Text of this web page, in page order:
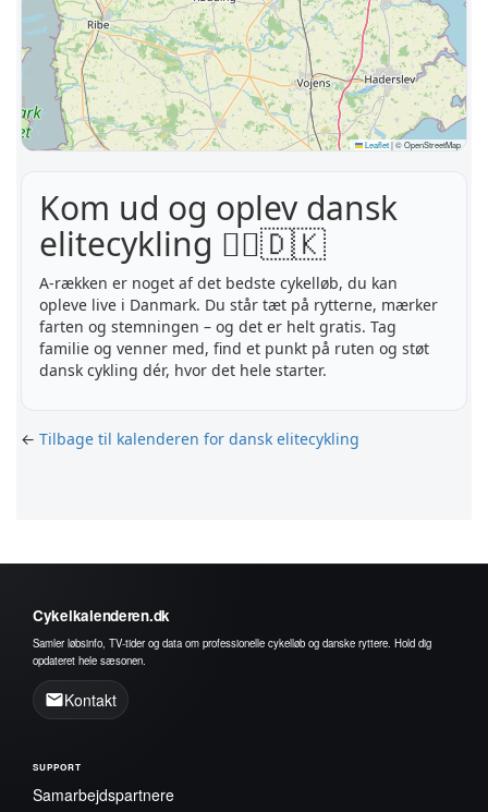
Leaflet|© OpenStreetMap
Kom ud og oplev dansk
elitecykling 🚴‍♂️🇩🇰
A-rækken er noget af det bedste cykelløb, du kan
opleve live i Danmark. Du står tæt på rytterne, mærker
farten og stemningen – og det er helt gratis. Tag
familie og venner med, find et punkt på ruten og støt
dansk cykling dér, hvor det hele starter.
← Tilbage til kalenderen for dansk elitecykling
Cykelkalenderen.dk
Samler løbsinfo, TV-tider og data om professionelle cykelløb og danske ryttere. Hold dig
opdateret hele sæsonen.
Kontakt
SUPPORT
Samarbejdspartnere